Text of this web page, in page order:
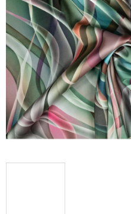
0,0
z
5
hviezdičiek.